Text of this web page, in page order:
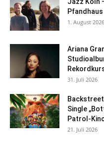
Jazz Köln
Pfandhaus
1. August 2026
Ariana
31. Juli 2026
Single
Patrol-
21. Juli 2026